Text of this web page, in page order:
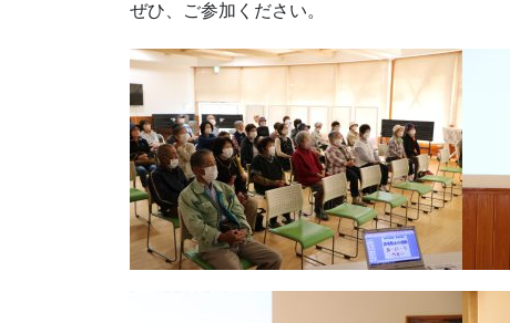
ぜひ、ご参加ください。